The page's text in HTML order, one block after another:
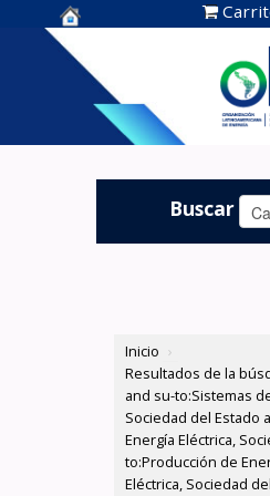
Centro de
Documentación
OLADE -
Buscar
Inicio ›
Resultados de la
and su-to:Sistemas
Sociedad del Estado
Energía Eléctrica,
to:Producción de
Eléctrica, Sociedad